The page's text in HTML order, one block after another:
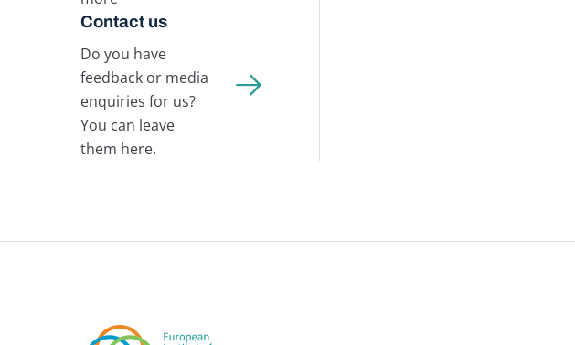
Contact us
Do you have
feedback or media
enquiries for us?
You can leave
them here.